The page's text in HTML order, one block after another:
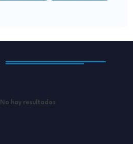
No hay resultados